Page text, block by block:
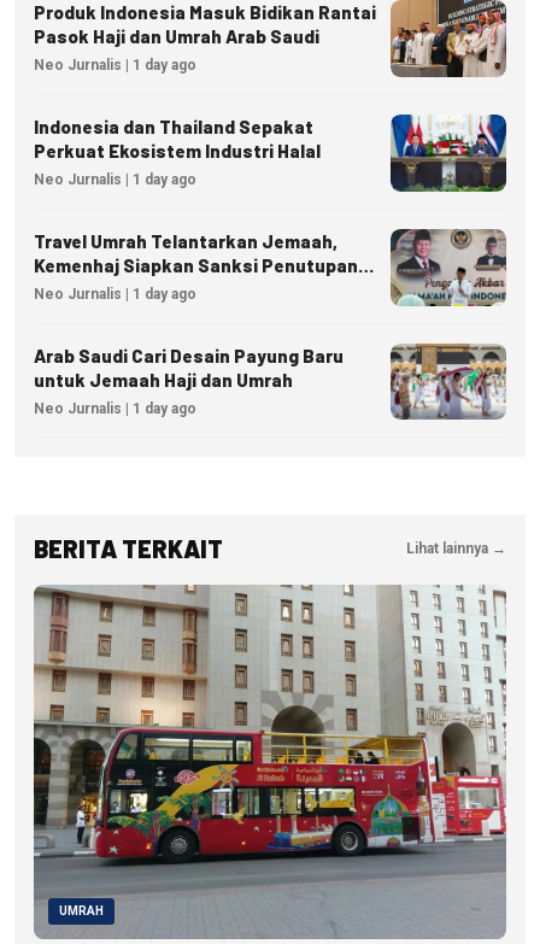
Produk Indonesia Masuk Bidikan Rantai
Pasok Haji dan Umrah Arab Saudi
Neo Jurnalis | 1 day ago
Indonesia dan Thailand Sepakat
Perkuat Ekosistem Industri Halal
Neo Jurnalis | 1 day ago
Travel Umrah Telantarkan Jemaah,
Kemenhaj Siapkan Sanksi Penutupan
Izin hingga Pidana
Neo Jurnalis | 1 day ago
Arab Saudi Cari Desain Payung Baru
untuk Jemaah Haji dan Umrah
Neo Jurnalis | 1 day ago
BERITA TERKAIT Lihat lainnya →
UMRAH